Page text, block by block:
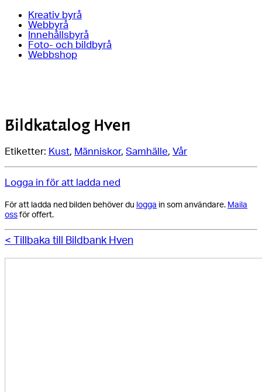
Kreativ byrå
Webbyrå
Innehållsbyrå
Foto- och bildbyrå
Webbshop
Bildkatalog Hven
Etiketter: Kust, Människor, Samhälle, Vår
Logga in för att ladda ned
För att ladda ned bilden behöver du logga in som användare. Maila
oss för offert.
< Tillbaka till Bildbank Hven